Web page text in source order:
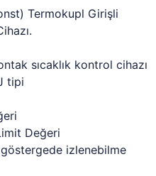
Termokupl Girişli
sıcaklık kontrol cihazı
tipi
Değeri
izlenebilme